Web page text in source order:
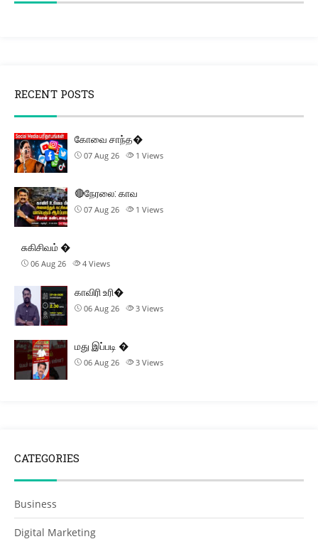
RECENT POSTS
கோவை சாந்த�
07 Aug 26 1 Views
🔴நேரலை: காவ
07 Aug 26 1 Views
சுகிசிவம் �
06 Aug 26 4 Views
காவிரி உரி�
06 Aug 26 3 Views
மது இப்படி �
06 Aug 26 3 Views
CATEGORIES
Business
Digital Marketing